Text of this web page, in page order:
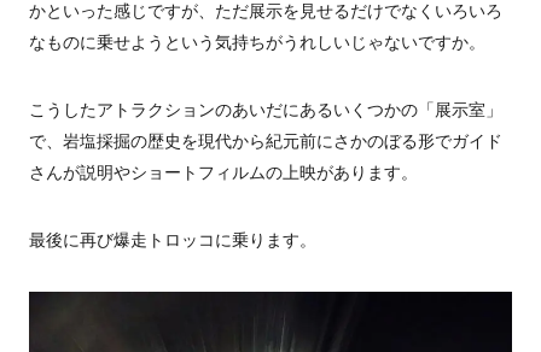
かといった感じですが、 ただ展示を見せるだけでなくいろいろ
なものに乗せようという気持ちがうれしいじゃないですか。
こうしたアトラクションのあいだにあるいくつかの「展示室」
で、岩塩採掘の歴史を現代から紀元前にさかのぼる形でガイド
さんが説明やショートフィルムの上映があります。
最後に再び爆走トロッコに乗ります。